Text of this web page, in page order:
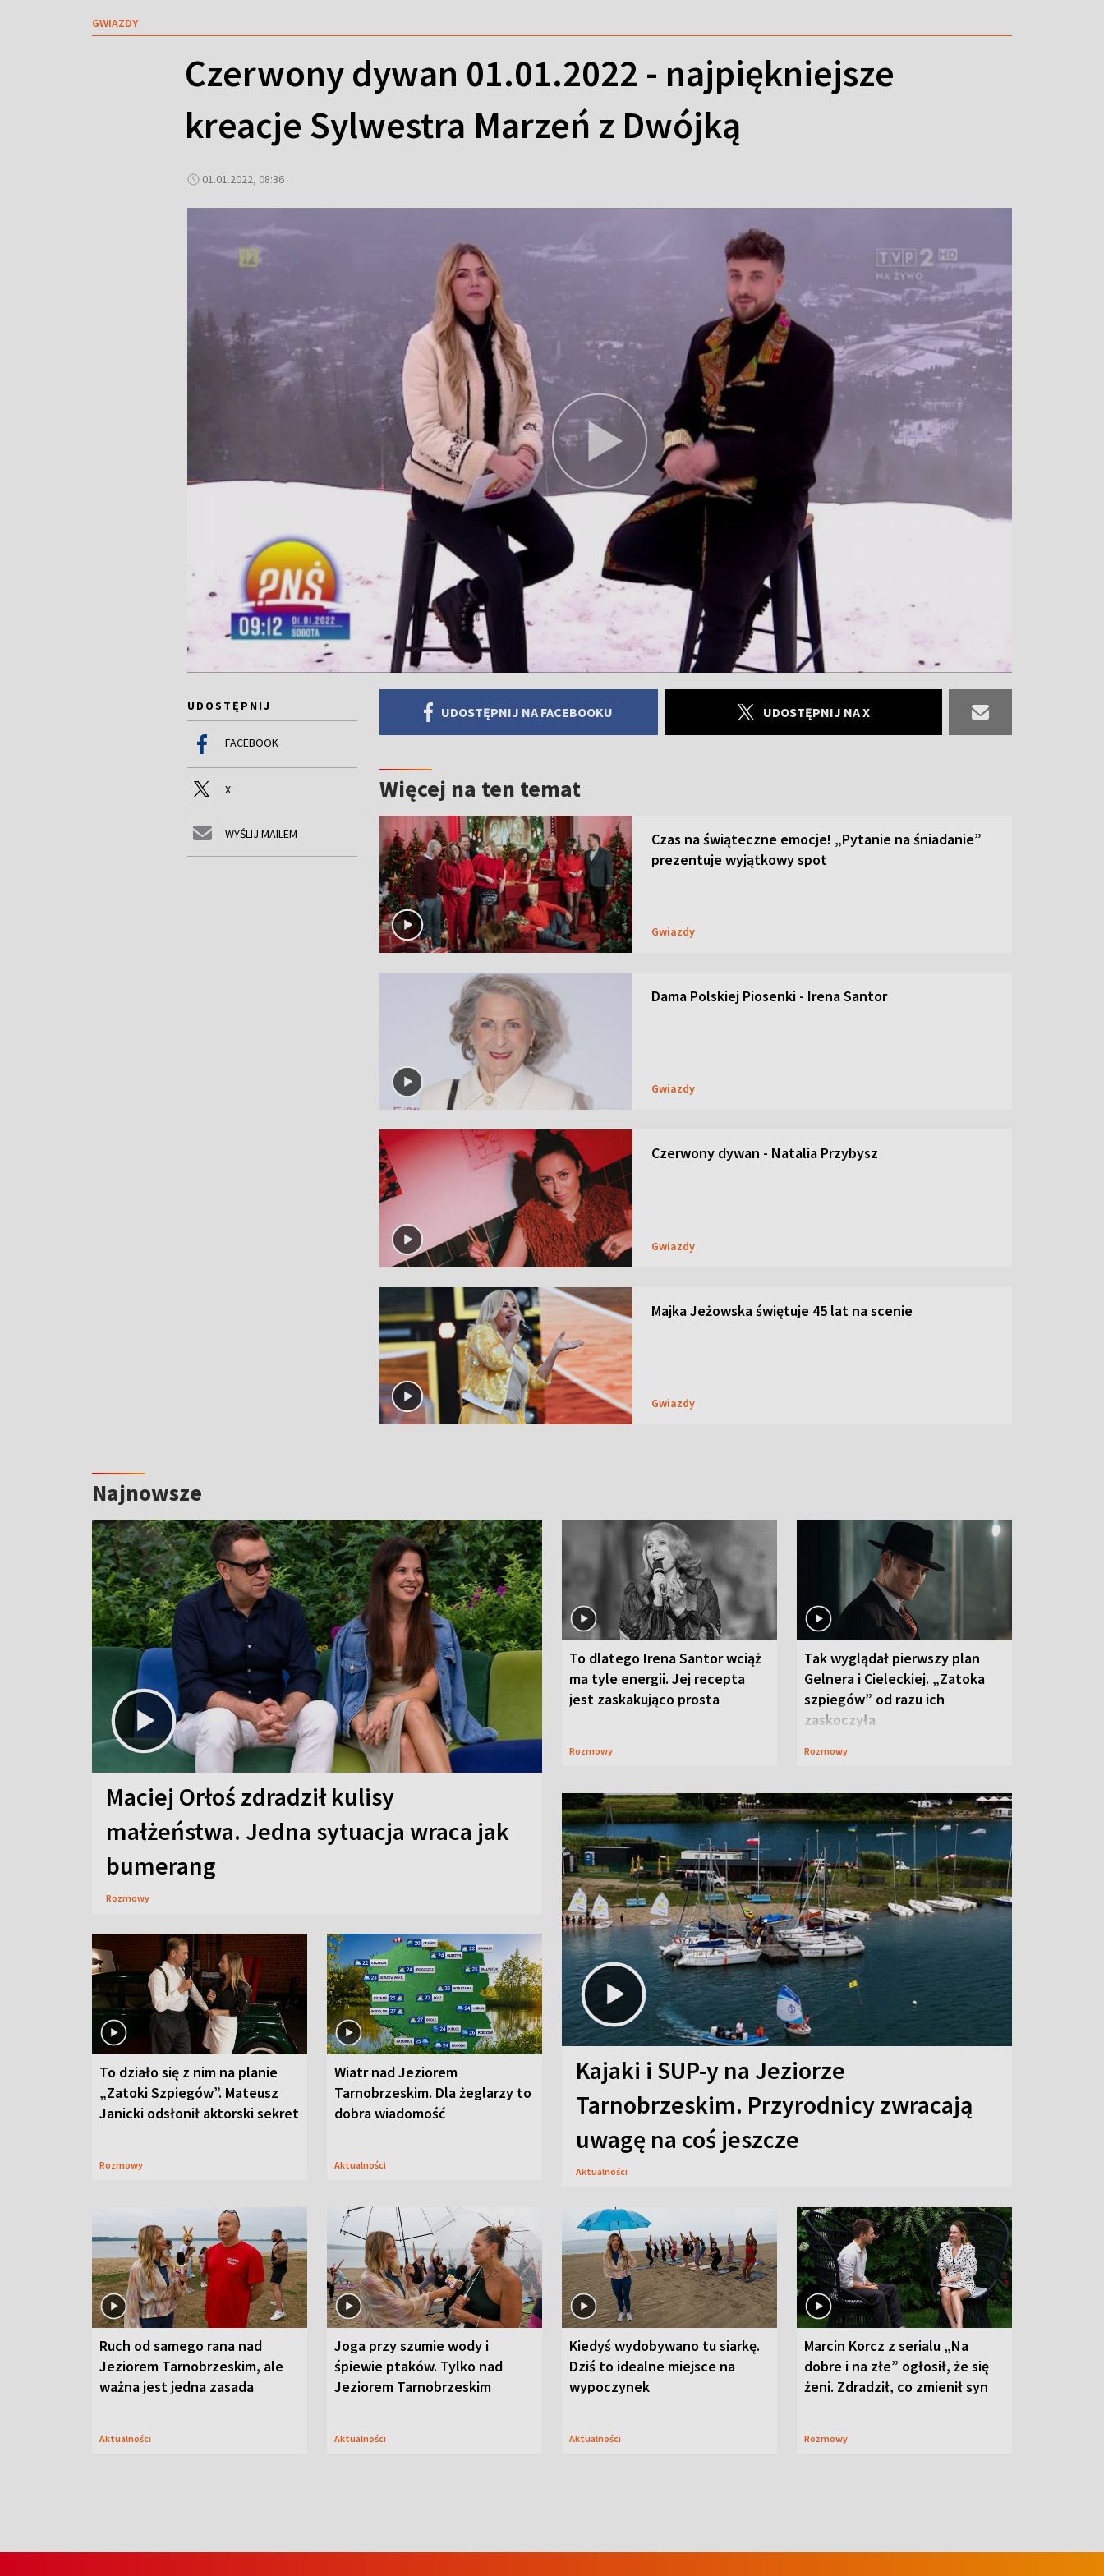
GWIAZDY
Czerwony dywan 01.01.2022 - najpiękniejsze
kreacje Sylwestra Marzeń z Dwójką
01.01.2022, 08:36
UDOSTĘPNIJ
FACEBOOK
X
WYŚLIJ MAILEM
UDOSTĘPNIJ NA FACEBOOKU UDOSTĘPNIJ NA X
Więcej na ten temat
Czas na świąteczne emocje! „Pytanie na śniadanie”
prezentuje wyjątkowy spot
Gwiazdy
Dama Polskiej Piosenki - Irena Santor
Gwiazdy
Czerwony dywan - Natalia Przybysz
Gwiazdy
Majka Jeżowska świętuje 45 lat na scenie
Gwiazdy
Najnowsze
Maciej Orłoś zdradził kulisy
małżeństwa. Jedna sytuacja wraca jak
bumerang
Rozmowy
To dlatego Irena Santor wciąż
ma tyle energii. Jej recepta
jest zaskakująco prosta
Rozmowy
Tak wyglądał pierwszy plan
Gelnera i Cieleckiej. „Zatoka
szpiegów” od razu ich
zaskoczyła
Rozmowy
To działo się z nim na planie
„Zatoki Szpiegów”. Mateusz
Janicki odsłonił aktorski sekret
Rozmowy
Wiatr nad Jeziorem
Tarnobrzeskim. Dla żeglarzy to
dobra wiadomość
Aktualności
Kajaki i SUP-y na Jeziorze
Tarnobrzeskim. Przyrodnicy zwracają
uwagę na coś jeszcze
Aktualności
Ruch od samego rana nad
Jeziorem Tarnobrzeskim, ale
ważna jest jedna zasada
Aktualności
Joga przy szumie wody i
śpiewie ptaków. Tylko nad
Jeziorem Tarnobrzeskim
Aktualności
Kiedyś wydobywano tu siarkę.
Dziś to idealne miejsce na
wypoczynek
Aktualności
Marcin Korcz z serialu „Na
dobre i na złe” ogłosił, że się
żeni. Zdradził, co zmienił syn
Rozmowy